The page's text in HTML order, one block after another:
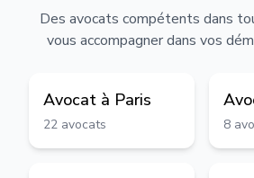
Des avocats compétents dans
vous accompagner dans vos
Avocat à Paris
22 avocats 8